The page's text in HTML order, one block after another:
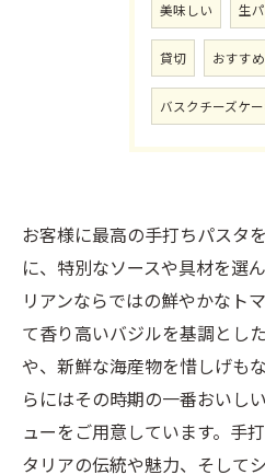
美味しい 生
貸切 おすすめ
バスクチーズケ
お客様に最高の手打ちパスタ
に、特別なソースや具材を選
リアンならではの鮮やかなト
て香り高いバジルを基調とし
や、新鮮な海産物を惜しげも
らにはその時期の一番おいし
ューをご用意しています。手
タリアの伝統や魅力、そして